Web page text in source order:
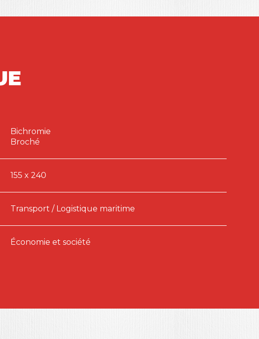
Bichromie
Broché
155 x 240
Transport / Logistique maritime
Économie et société